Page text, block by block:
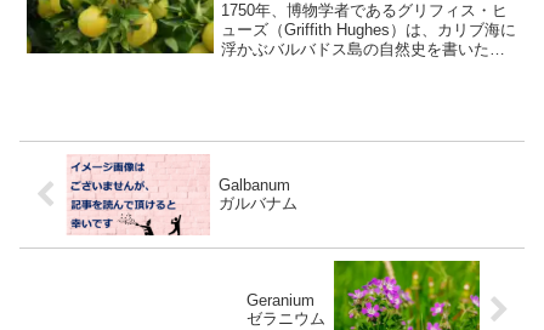
1750年、博物学者であるグリフィス・ヒ
ューズ（Griffith Hughes）は、カリブ海に
浮かぶバルバドス島の自然史を書いた著
Galbanum
ガルバナム
Geranium
ゼラニウム